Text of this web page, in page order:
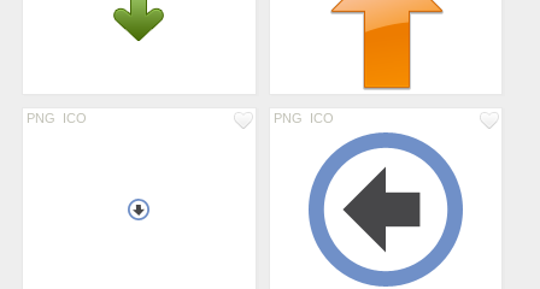
PNG ICO PNG ICO